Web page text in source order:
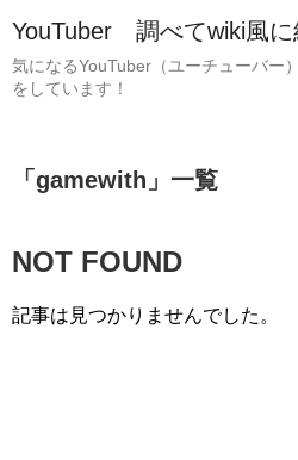
YouTuber 調べてwiki風に
気になるYouTuber（ユーチューバー
をしています！
「 gamewith 」 一覧
NOT FOUND
記事は見つかりませんでした。